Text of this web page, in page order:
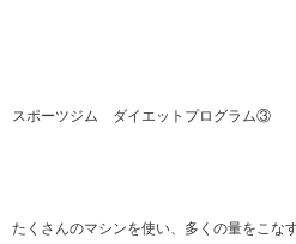
スポーツジム ダイエットプログラム③
たくさんのマシンを使い、多くの量をこな